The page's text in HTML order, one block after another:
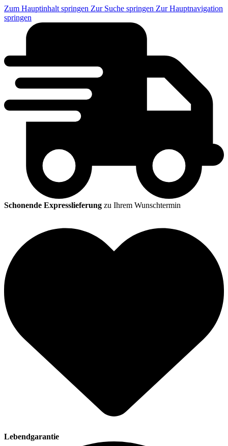
Zum Hauptinhalt springen Zur Suche springen Zur Hauptnavigation
springen
Schonende Expresslieferung zu Ihrem Wunschtermin
Lebendgarantie